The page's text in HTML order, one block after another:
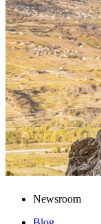
Newsroom